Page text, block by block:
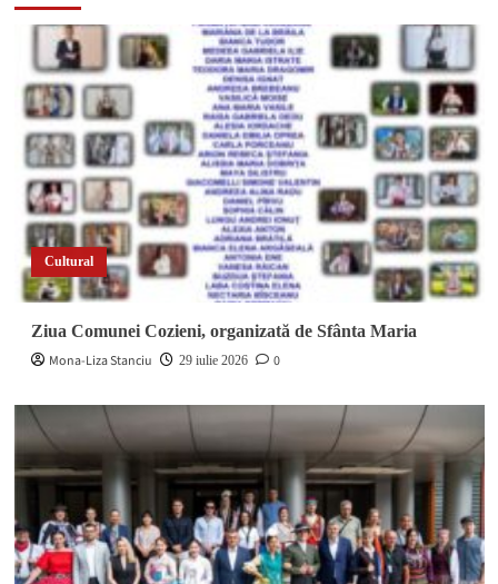
Cultural
Ziua Comunei Cozieni, organizată de Sfânta Maria
Mona-Liza Stanciu
29 iulie 2026 0